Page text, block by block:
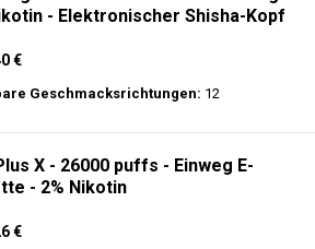
- Elektronischer Shisha-Kopf
€
Geschmacksrichtungen: 12
X - 26000 puffs - Einweg E-
- 2% Nikotin
€